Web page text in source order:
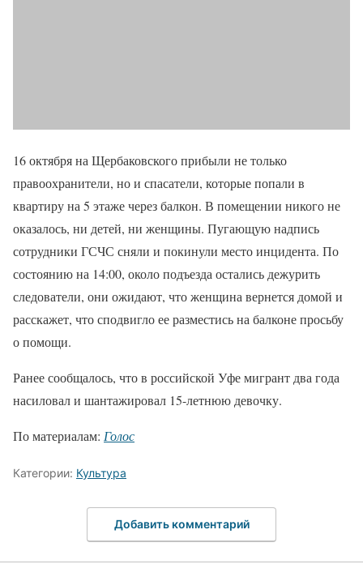
16 октября на Щербаковского прибыли не только
правоохранители, но и спасатели, которые попали в
квартиру на 5 этаже через балкон. В помещении никого не
оказалось, ни детей, ни женщины. Пугающую надпись
сотрудники ГСЧС сняли и покинули место инцидента. По
состоянию на 14:00, около подъезда остались дежурить
следователи, они ожидают, что женщина вернется домой и
расскажет, что сподвигло ее разместись на балконе просьбу
о помощи.
Ранее сообщалось, что в российской Уфе мигрант два года
насиловал и шантажировал 15-летнюю девочку.
По материалам: Голос
Категории: Культура
Добавить комментарий